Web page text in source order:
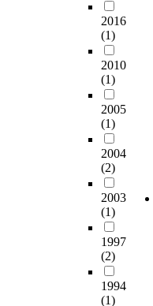
2016
(1)
2010
(1)
2005
(1)
2004
(2)
2003
(1)
1997
(2)
1994
(1)